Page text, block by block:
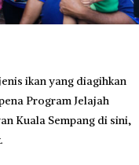
ikan yang diagihkan
Program Jelajah
Kuala Sempang di sini,